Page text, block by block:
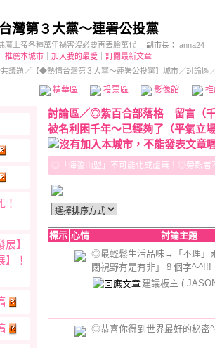
灣第３大黨～連署公投黨
魔上帝各種萬年禍害沒必要再丟臉萬代 副市長：
anna24
推薦本城市 加入我的最愛
訂閱最新文章
議題 ／ 【◆熱情台灣第３大黨～連署公投黨】城市／討論區
精華區 投票區 影像館
】
】！
討論區／◎紫百合部落格 留言（
被名利困千年～已經夠了（平氣立
◎「海誓山盟」不可能化成虛無！◎旁觀者
標示 心情
討論主題
◎最輕鬆生活品味→「不理」
闊視野有是有非」８個字^-^!!!
建議板主 (
◎恭喜你得到世界最好的秘密